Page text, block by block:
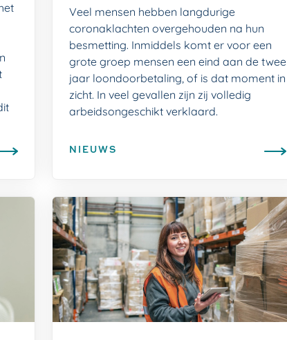
Veel mensen hebben langdurige
coronaklachten overgehouden na hun
besmetting. Inmiddels komt er voor een
grote groep mensen een eind aan de twee
jaar loondoorbetaling, of is dat moment in
zicht. In veel gevallen zijn zij volledig
arbeidsongeschikt verklaard.
NIEUWS